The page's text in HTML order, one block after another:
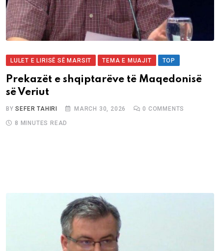
LULET E LIRISË SË MARSIT TEMA E MUAJIT TOP
Prekazët e shqiptarëve të Maqedonisë
së Veriut
BYSEFER TAHIRI MARCH 30, 2026 0 COMMENTS
8 MINUTES READ